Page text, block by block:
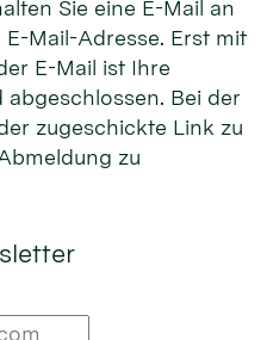
Sie eine E-Mail an
Mail-Adresse. Erst mit
E-Mail ist Ihre
Bei der
zugeschickte Link zu
zu